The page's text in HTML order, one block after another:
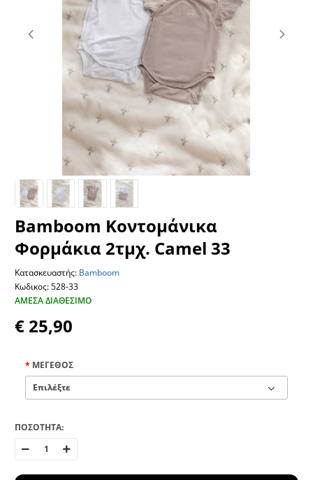
Bamboom Κοντομάνικα
Φορμάκια 2τμχ. Camel 33
Κατασκευαστής: Bamboom
Κωδικος: 528-33
ΆΜΕΣΑ ΔΙΑΘΈΣΙΜΟ
€ 25,90
ΜΈΓΕΘΟΣ
ΠΟΣΟΤΗΤΑ: